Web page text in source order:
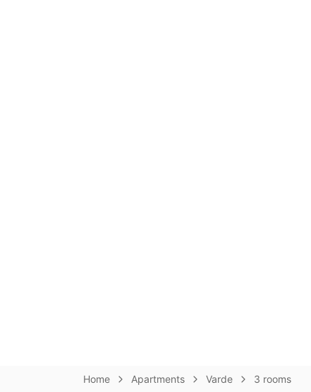
Home Apartments Varde 3 rooms